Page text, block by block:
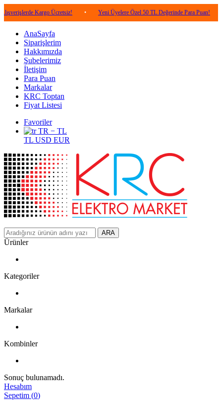
Kargo Ücretsiz! • Yeni Üyelere Özel 50 TL Değerinde Para Puan! •
AnaSayfa
Siparişlerim
Hakkımızda
Şubelerimiz
İletişim
Para Puan
Markalar
KRC Toptan
Fiyat Listesi
Favoriler
TR − TL
TL USD EUR
ARA
Ürünler
Kategoriler
Markalar
Kombinler
Sonuç bulunamadı.
Hesabım
Sepetim (0)